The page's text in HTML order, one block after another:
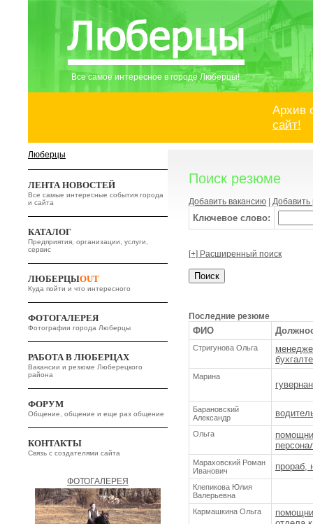
Все самое интересное в городе Люберцы!
Архив
сайт!
Люберцы
ЛЕНТА НОВОСТЕЙ
Все самые интересные события города
и сайта
КАТАЛОГ
Предприятия, организации, услуги,
сервис
ЛЮБЕРЦЫOUT
Куда пойти и что интересного
ФОТОГАЛЕРЕЯ
Фотографии города Люберцы
РАБОТА В ЛЮБЕРЦАХ
Вакансии и резюме Люберецкого
района
ФОРУМ
Общение, общение и еще раз общение
КОНТАКТЫ
Связь с создателями сайта
ФОТОГАЛЕРЕЯ
Поиск резюме
Добавить вакансию
Ключевое слово:
[+] Расширенный поиск
Последние резюме
ФИО
Стригунова Ольга
Марина
Барановский
Александр
Ольга
Мараховский Роман
Иванович
прораб,
Клепикова Юлия
Валерьевна
Кармашкина Ольга